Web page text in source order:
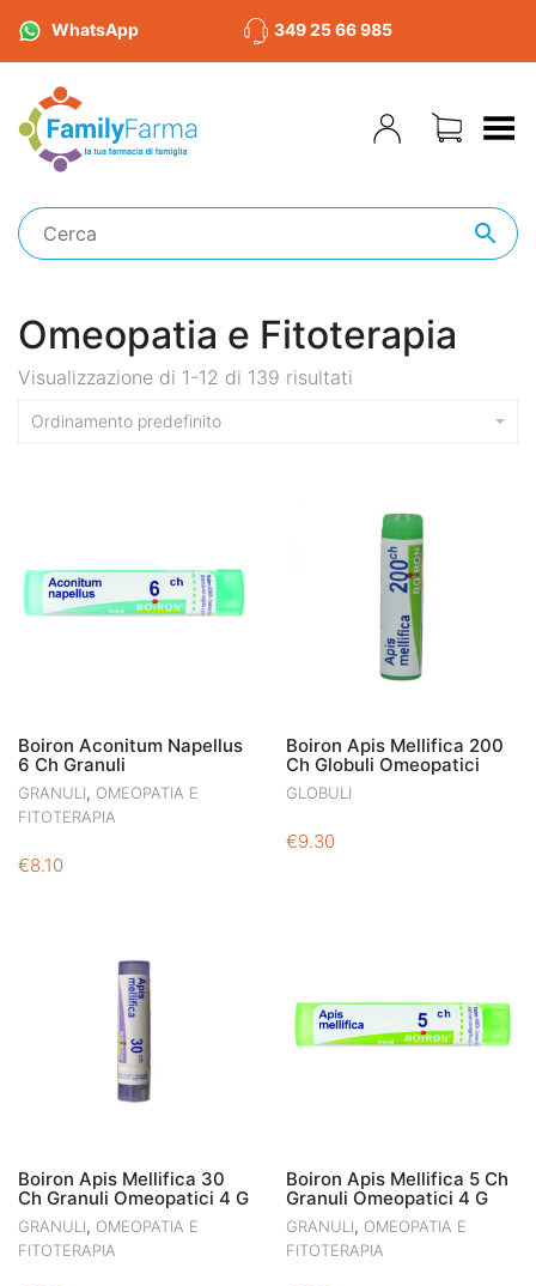
WhatsApp 349 25 66 985
Toggle Menu
Omeopatia e Fitoterapia
Visualizzazione di 1-12 di 139 risultati
Ordinamento predefinito
Boiron Aconitum Napellus
6 Ch Granuli
GRANULI, OMEOPATIA E
FITOTERAPIA
€8.10
Boiron Apis Mellifica 200
Ch Globuli Omeopatici
GLOBULI
€9.30
Boiron Apis Mellifica 30
Ch Granuli Omeopatici 4 G
GRANULI, OMEOPATIA E
FITOTERAPIA
Boiron Apis Mellifica 5 Ch
Granuli Omeopatici 4 G
GRANULI, OMEOPATIA E
FITOTERAPIA